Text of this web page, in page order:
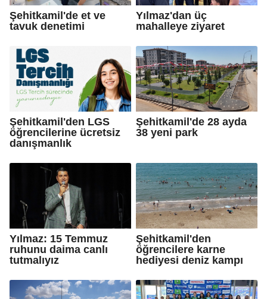
Şehitkamil'de et ve
tavuk denetimi
Yılmaz'dan üç
mahalleye ziyaret
Şehitkamil'den LGS
öğrencilerine ücretsiz
danışmanlık
Şehitkamil'de 28 ayda
38 yeni park
Yılmaz: 15 Temmuz
ruhunu daima canlı
tutmalıyız
Şehitkamil'den
öğrencilere karne
hediyesi deniz kampı